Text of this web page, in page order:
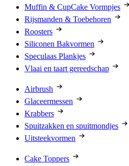
Muffin & CupCake Vormpjes
Rijsmanden & Toebehoren
Roosters
Siliconen Bakvormen
Speculaas Plankjes
Vlaai en taart gereedschap
Airbrush
Glaceermessen
Krabbers
Spuitzakken en spuitmondjes
Uitsteekvormen
Cake Toppers